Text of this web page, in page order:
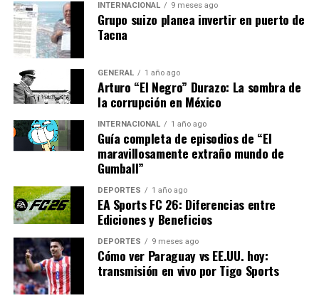
Mirando hacia el futuro, los expertos predicen que el
turismo en España continuará creciendo, aunque a un
ritmo más moderado. La digitalización y la innovación
en el sector serán claves para mantener la
competitividad en el mercado global.
El gobierno español ha anunciado planes para invertir
en infraestructuras turísticas y en la promoción de
destinos sostenibles. Estas iniciativas buscan no solo
aumentar el número de visitantes, sino también mejorar
la experiencia turística y minimizar el impacto
ambiental.
En conclusión, el auge del turismo en España es un
motor crucial para la recuperación económica del país.
Con una adecuada gestión y planificación, el sector
tiene el potencial de seguir siendo una fuente de
prosperidad y desarrollo sostenible.
INTERNACIONAL 9 meses ago
Grupo suizo planea invertir en puerto de
Tacna
GENERAL 1 año ago
Arturo “El Negro” Durazo: La sombra de
la corrupción en México
INTERNACIONAL 1 año ago
Guía completa de episodios de “El
maravillosamente extraño mundo de
Gumball”
DEPORTES 1 año ago
EA Sports FC 26: Diferencias entre
Ediciones y Beneficios
DEPORTES 9 meses ago
Cómo ver Paraguay vs EE.UU. hoy:
transmisión en vivo por Tigo Sports